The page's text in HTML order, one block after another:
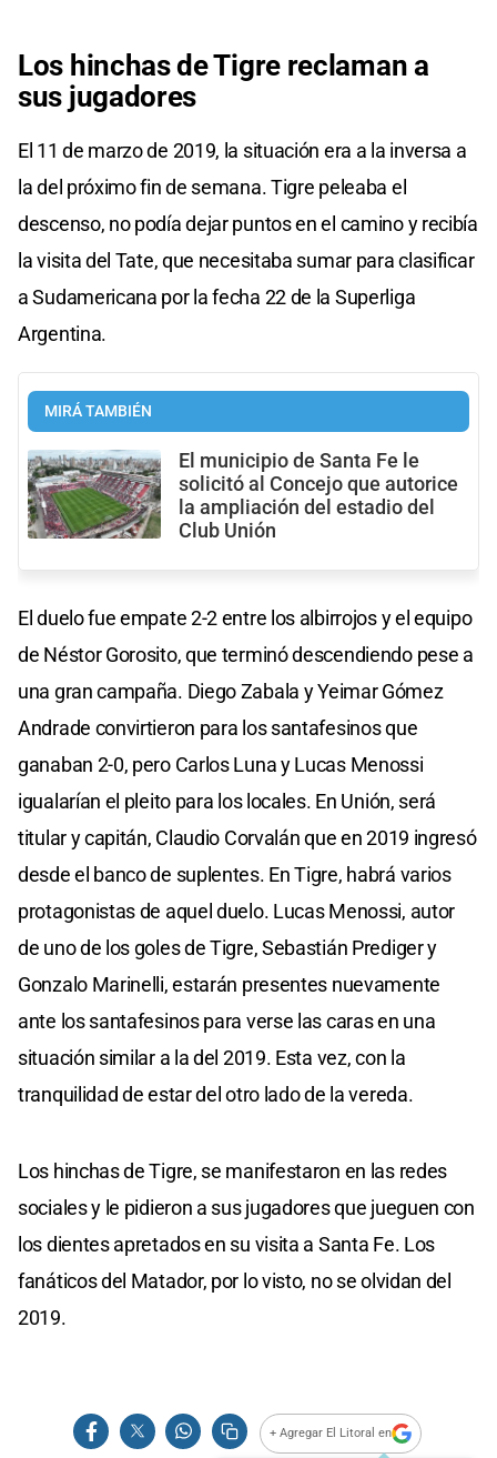
Los hinchas de Tigre reclaman a
sus jugadores
El 11 de marzo de 2019, la situación era a la inversa a
la del próximo fin de semana. Tigre peleaba el
descenso, no podía dejar puntos en el camino y recibía
la visita del Tate, que necesitaba sumar para clasificar
a Sudamericana por la fecha 22 de la Superliga
Argentina.
MIRÁ TAMBIÉN
El municipio de Santa Fe le
solicitó al Concejo que autorice
la ampliación del estadio del
Club Unión
El duelo fue empate 2-2 entre los albirrojos y el equipo
de Néstor Gorosito, que terminó descendiendo pese a
una gran campaña. Diego Zabala y Yeimar Gómez
Andrade convirtieron para los santafesinos que
ganaban 2-0, pero Carlos Luna y Lucas Menossi
igualarían el pleito para los locales. En Unión, será
titular y capitán, Claudio Corvalán que en 2019 ingresó
desde el banco de suplentes. En Tigre, habrá varios
protagonistas de aquel duelo. Lucas Menossi, autor
de uno de los goles de Tigre, Sebastián Prediger y
Gonzalo Marinelli, estarán presentes nuevamente
ante los santafesinos para verse las caras en una
situación similar a la del 2019. Esta vez, con la
tranquilidad de estar del otro lado de la vereda.
Los hinchas de Tigre, se manifestaron en las redes
sociales y le pidieron a sus jugadores que jueguen con
los dientes apretados en su visita a Santa Fe. Los
fanáticos del Matador, por lo visto, no se olvidan del
2019.
+ Agregar El Litoral en